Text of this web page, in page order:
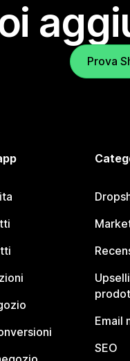
Prova
Email
SEO